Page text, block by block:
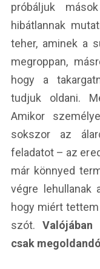
próbáljuk
hibátlannak
teher, aminek a
megroppan,
hogy a
tudjuk oldani.
Amikor
sokszor az
feladatot – az
már könnyed
végre lehullanak
hogy miért tettem
szót. Valójában
csak